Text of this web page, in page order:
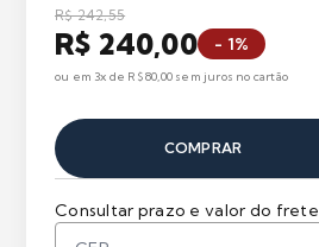
R$ 242,55
R$ 240,00 - 1%
ou em 3x de R$ 80,00 sem juros no cartão
COMPRAR
Consultar prazo e valor do frete